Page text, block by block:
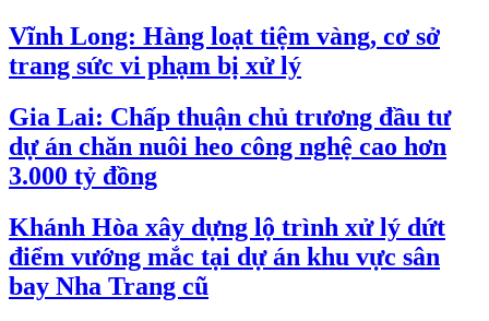
Vĩnh Long: Hàng loạt tiệm vàng, cơ sở
trang sức vi phạm bị xử lý
Gia Lai: Chấp thuận chủ trương đầu tư
dự án chăn nuôi heo công nghệ cao hơn
3.000 tỷ đồng
Khánh Hòa xây dựng lộ trình xử lý dứt
điểm vướng mắc tại dự án khu vực sân
bay Nha Trang cũ